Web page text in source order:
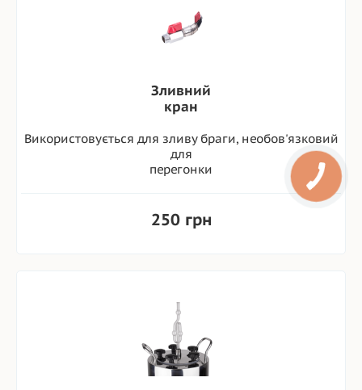
Зливний
кран
Використовується для зливу браги, необов'язковий
для
перегонки
250 грн